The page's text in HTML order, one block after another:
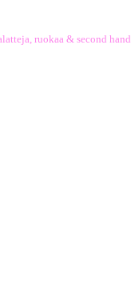
ruokaa & second hand